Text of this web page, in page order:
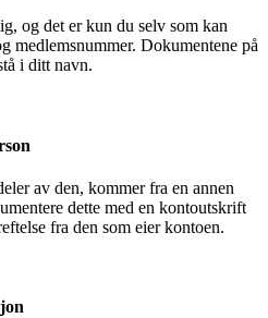
og det er kun du selv som kan
medlemsnummer. Dokumentene på
i ditt navn.
av den, kommer fra en annen
dette med en kontoutskrift
fra den som eier kontoen.